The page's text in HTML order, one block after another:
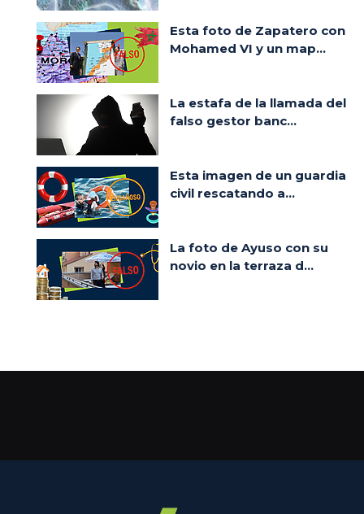
Esta foto de Zapatero con
Mohamed VI y un map...
La estafa de la llamada del
falso gestor banc...
Esta imagen de un guardia
civil rescatando a...
La foto de Ayuso con su
novio en la terraza d...